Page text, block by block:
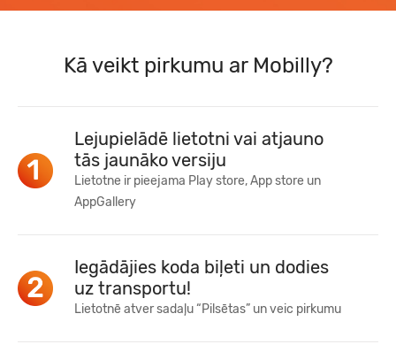
Kā veikt pirkumu ar Mobilly?
Lejupielādē lietotni vai atjauno
tās jaunāko versiju
Lietotne ir pieejama Play store, App store un
AppGallery
Iegādājies koda biļeti un dodies
uz transportu!
Lietotnē atver sadaļu “Pilsētas” un veic pirkumu